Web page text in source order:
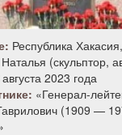
Республика
(скульптор,
2023 года
«Генерал-
(1909 —